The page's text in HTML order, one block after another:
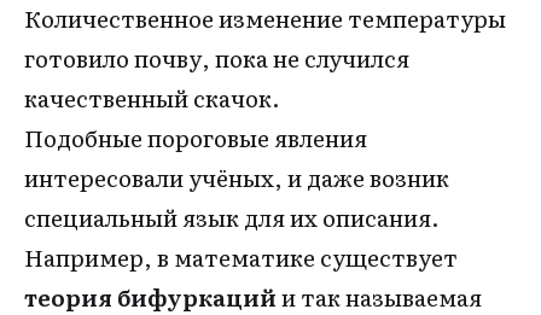
Количественное изменение температуры
готовило почву, пока не случился
качественный скачок.
Подобные пороговые явления
интересовали учёных, и даже возник
специальный язык для их описания.
Например, в математике существует
теория бифуркацийи так называемая